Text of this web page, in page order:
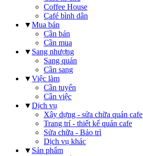
Coffee House
Café bình dân
▼Mua bán
Cần bán
Cần mua
▼ Sang nhượng
Sang quán
Cần sang
▼Việc làm
Cần tuyển
Cần việc
▼Dịch vụ
Xây dựng - sửa chữa quán cafe
Trang trí - thiết kế quán cafe
Sửa chữa - Bảo trì
Dịch vụ khác
▼ Sản phẩm